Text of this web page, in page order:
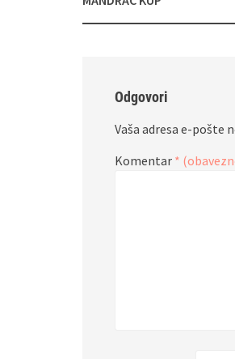
Odgovori
Vaša adresa e-pošte
Komentar *